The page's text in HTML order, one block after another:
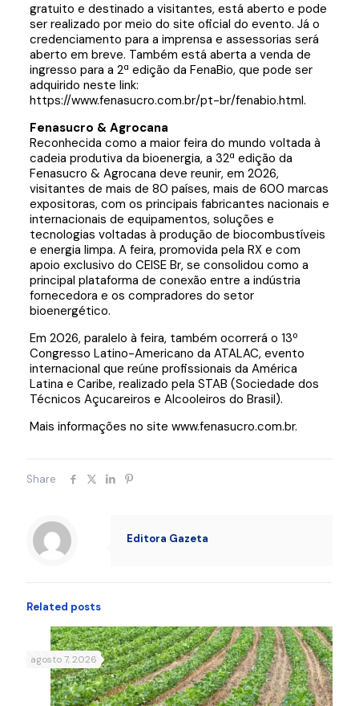
gratuito e destinado a visitantes, está aberto e pode
ser realizado por meio do site oficial do evento. Já o
credenciamento para a imprensa e assessorias será
aberto em breve. Também está aberta a venda de
ingresso para a 2ª edição da FenaBio, que pode ser
adquirido neste link:
https://www.fenasucro.com.br/pt-br/fenabio.html.
Fenasucro & Agrocana
Reconhecida como a maior feira do mundo voltada à
cadeia produtiva da bioenergia, a 32ª edição da
Fenasucro & Agrocana deve reunir, em 2026,
visitantes de mais de 80 países, mais de 600 marcas
expositoras, com os principais fabricantes nacionais e
internacionais de equipamentos, soluções e
tecnologias voltadas à produção de biocombustíveis
e energia limpa. A feira, promovida pela RX e com
apoio exclusivo do CEISE Br, se consolidou como a
principal plataforma de conexão entre a indústria
fornecedora e os compradores do setor
bioenergético.
Em 2026, paralelo à feira, também ocorrerá o 13º
Congresso Latino-Americano da ATALAC, evento
internacional que reúne profissionais da América
Latina e Caribe, realizado pela STAB (Sociedade dos
Técnicos Açucareiros e Alcooleiros do Brasil).
Mais informações no site www.fenasucro.com.br.
Share
Editora Gazeta
Related posts
agosto 7, 2026